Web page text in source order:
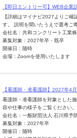
【即日エントリー可】WEB企業
【詳細はマイナビ2027よりご
す。 説明を聞いたうえで選考ご
会社名：共和コンクリート工業
募集対象：2027年卒・既卒
開催日：随時
会場：Zoomを使用いたします
【看護師・准看護師】2027年
看護師・准看護師を対象とした
容や仕事の様子をご覧ください
会社名：一般財団法人 石川県予
募集対象：2027年卒
開催日：随時